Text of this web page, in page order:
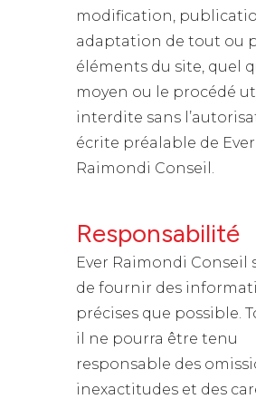
modification,
adaptation de tout ou
éléments du site, quel
moyen ou le procédé
interdite sans
écrite préalable de Ever
Raimondi Conseil.
Responsabilité
Ever Raimondi Conseil
de fournir des
précises que possible.
il ne pourra être tenu
responsable des
inexactitudes et des